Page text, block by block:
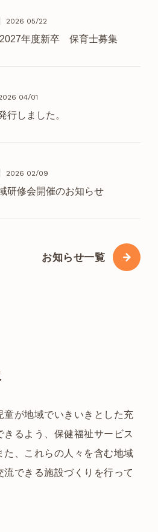
2026 05/22
年度新卒 保育士募集
04/01
行しました。
2026 02/09
修会開催のお知らせ
お知らせ一覧
童が地域でいきいきとした充
るよう、保健福祉サービス
た、これらの人々を含む地域
できる施設づくりを行って